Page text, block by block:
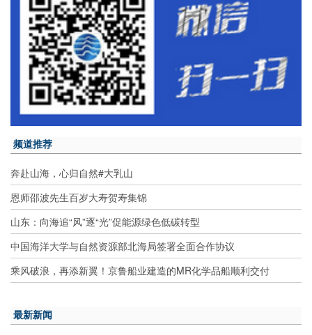
频道推荐
奔赴山海，心归自然#大乳山
恩师邵波先生百岁大寿贺寿集锦
山东：向海追“风”逐“光”促能源绿色低碳转型
中国海洋大学与自然资源部北海局签署全面合作协议
乘风破浪，再添新翼！京鲁船业建造的MR化学品船顺利交付
最新新闻